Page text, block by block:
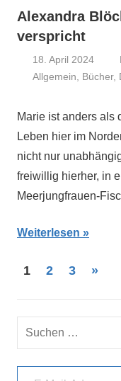
Alexandra
verspricht
18. April 2024
Allgemein
Bücher,
Marie ist anders als
Leben hier im
nicht nur
freiwillig hierher, in
Meerjungfrauen-
Weiterlesen
der
Beiträge
1 2 3 »
Suchen
E-Mail-Adresse